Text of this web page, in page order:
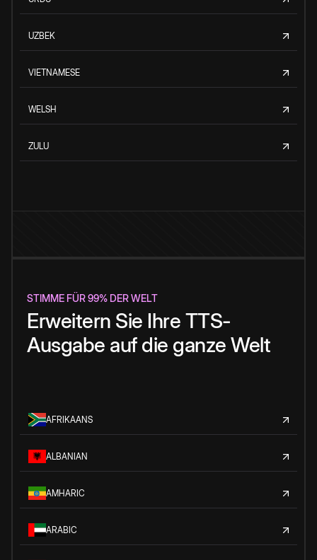
UZBEK
VIETNAMESE
WELSH
ZULU
STIMME FÜR 99% DER WELT
Erweitern Sie Ihre TTS-
Ausgabe auf die ganze Welt
AFRIKAANS
ALBANIAN
AMHARIC
ARABIC